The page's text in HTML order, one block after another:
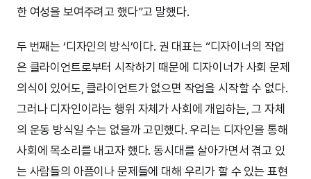
한 여성을 보여주려고 했다”고 말했다.
두 번째는 ‘디자인의 방식’이다. 권 대표는 “디자이너의 작업
은 클라이언트로부터 시작하기 때문에 디자이너가 사회 문제
의식이 있어도, 클라이언트가 없으면 작업을 시작할 수 없다.
그러나 디자인이라는 행위 자체가 사회에 개입하는, 그 자체
의 운동 방식일 수는 없을까 고민했다. 우리는 디자인을 통해
사회에 목소리를 내고자 했다. 동시대를 살아가면서 겪고 있
는 사람들의 아픔이나 문제들에 대해 우리가 할 수 있는 표현